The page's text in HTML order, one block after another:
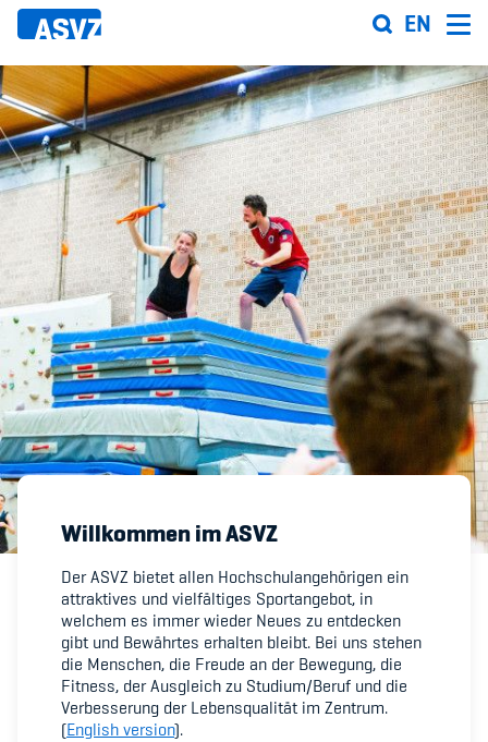
Direkt
zum
EN
Sportfahrplan
Sportarten
Sportanlagen
Events
ASVZ@home
Member's Manual / FAQ
Fairplay
Teilnahmeberechtigung
Willkommen im ASVZ
Der ASVZ bietet allen Hochschulangehörigen ein
attraktives und vielfältiges Sportangebot, in
welchem es immer wieder Neues zu entdecken
gibt und Bewährtes erhalten bleibt. Bei uns stehen
die Menschen, die Freude an der Bewegung, die
Fitness, der Ausgleich zu Studium/Beruf und die
Verbesserung der Lebensqualität im Zentrum.
(English version).